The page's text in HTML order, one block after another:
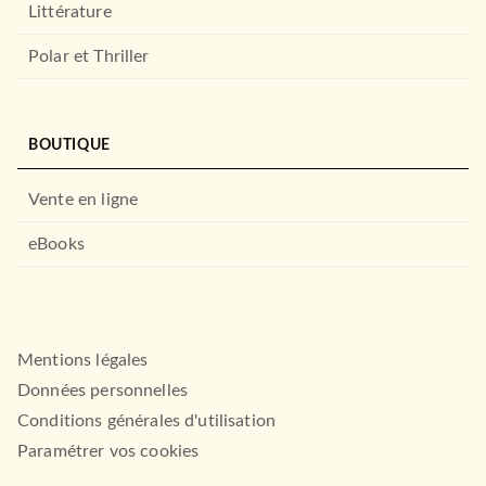
Littérature
Polar et Thriller
BOUTIQUE
Vente en ligne
eBooks
Mentions légales
Données personnelles
Conditions générales d'utilisation
Paramétrer vos cookies